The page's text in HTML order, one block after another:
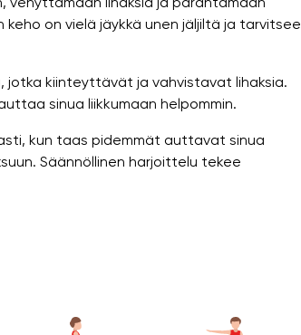
on vielä jäykkä unen jäljiltä ja tarvitsee
jotka kiinteyttävät ja vahvistavat lihaksia.
sinua liikkumaan helpommin.
kun taas pidemmät auttavat sinua
Säännöllinen harjoittelu tekee